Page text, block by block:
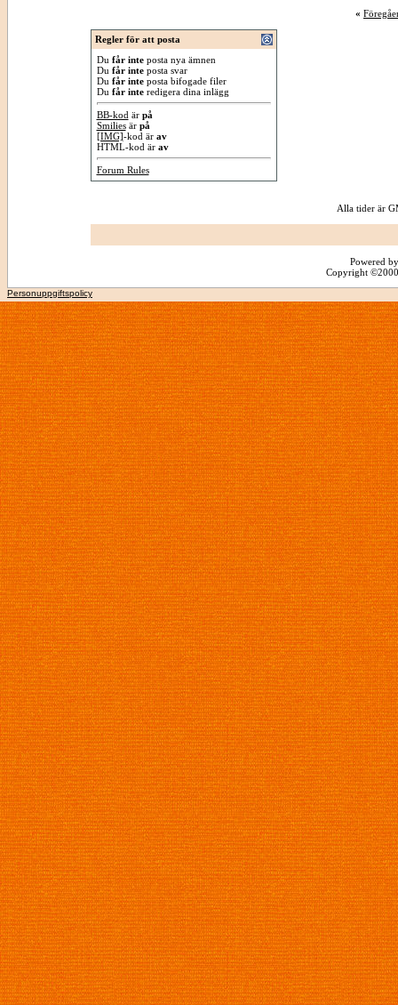
«
Regler för att posta
Du får inteposta nya ämnen
Du får inteposta svar
Du får inteposta bifogade filer
Du får interedigera dina inlägg
BB-kod är på
Smiliesär på
[IMG]-kod är av
HTML-kod är av
Forum Rules
Alla tider är
Powered
Copyright
Personuppgiftspolicy